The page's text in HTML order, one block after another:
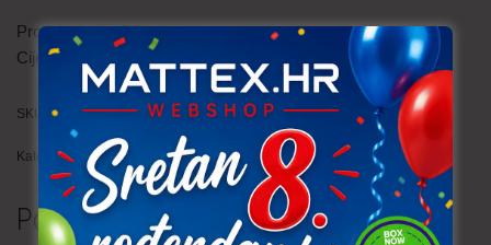
Prodaje se po0.1
Cijena je
SKU: SAT070-2a (707)
Kategorija: Restlovi
Povezani proizvodi